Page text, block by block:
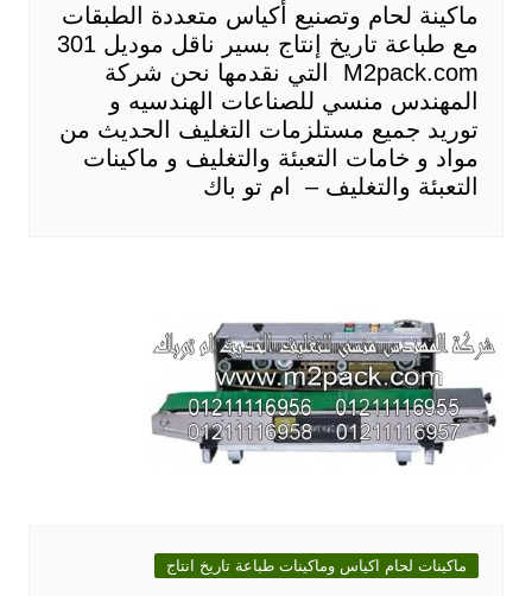
ماكينة لحام وتصنيع أكياس متعددة الطبقات
مع طباعة تاريخ إنتاج بسير ناقل موديل 301
M2pack.com التي نقدمها نحن شركة
المهندس منسي للصناعات الهندسيه و
توريد جميع مستلزمات التغليف الحديث من
مواد و خامات التعبئة والتغليف و ماكينات
التعبئة والتغليف – ام تو باك
ماكينات لحام اكياس وماكينات طباعة تاريخ انتاج